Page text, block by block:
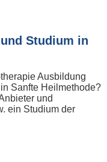
Studium in
Ausbildung
Sanfte Heilmethode?
und
ein Studium der